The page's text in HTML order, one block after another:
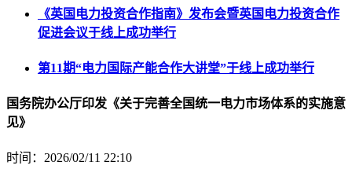
《英国电力投资合作指南》发布会暨英国电力投资合作
促进会议于线上成功举行
第11期“电力国际产能合作大讲堂”于线上成功举行
国务院办公厅印发《关于完善全国统一电力市场体系的实施意
见》
时间：2026/02/11 22:10